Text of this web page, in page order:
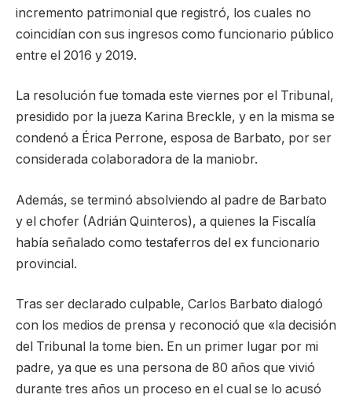
incremento patrimonial que registró, los cuales no
coincidían con sus ingresos como funcionario público
entre el 2016 y 2019.
La resolución fue tomada este viernes por el Tribunal,
presidido por la jueza Karina Breckle, y en la misma se
condenó a Érica Perrone, esposa de Barbato, por ser
considerada colaboradora de la maniobr.
Además, se terminó absolviendo al padre de Barbato
y el chofer (Adrián Quinteros), a quienes la Fiscalía
había señalado como testaferros del ex funcionario
provincial.
Tras ser declarado culpable, Carlos Barbato dialogó
con los medios de prensa y reconoció que «la decisión
del Tribunal la tome bien. En un primer lugar por mi
padre, ya que es una persona de 80 años que vivió
durante tres años un proceso en el cual se lo acusó